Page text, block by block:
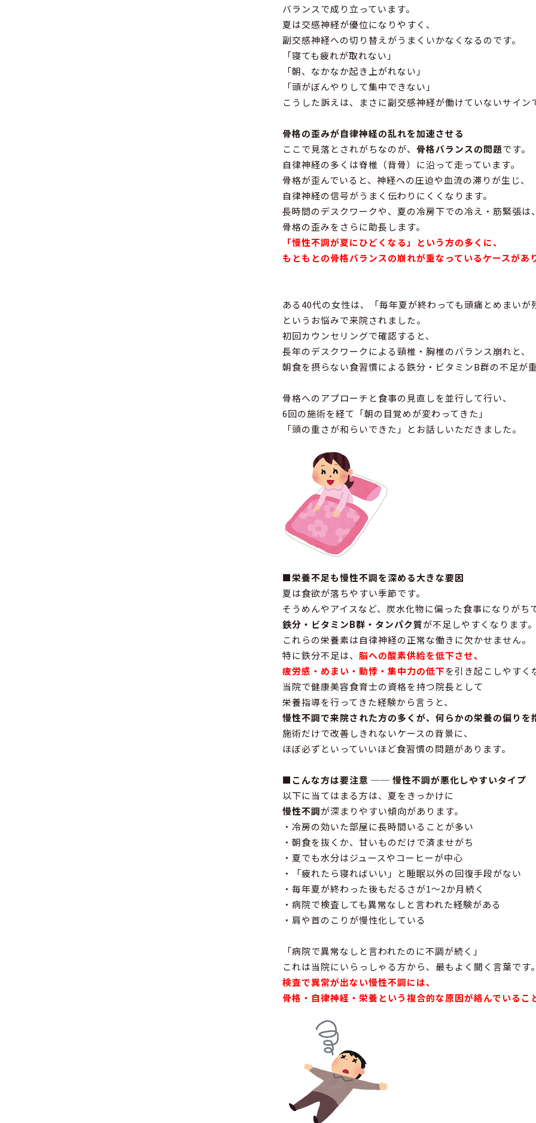
バランスで成り立っています。
夏は交感神経が優位になりやすく、
副交感神経への切り替えがうまくいかなくなるのです。
「寝ても疲れが取れない」
「朝、なかなか起き上がれない」
「頭がぼんやりして集中できない」
こうした訴えは、まさに副交感神経が働けていないサイン
骨格の歪みが自律神経の乱れを加速させる
ここで見落とされがちなのが、 骨格バランスの問題です。
自律神経の多くは脊椎（背骨）に沿って走っています。
骨格が歪んでいると、神経への圧迫や血流の滞りが生じ、
自律神経の信号がうまく伝わりにくくなります。
長時間のデスクワークや、夏の冷房下での冷え・筋緊張は
骨格の歪みをさらに助長します。
「慢性不調が夏にひどくなる」という方の多くに、
もともとの骨格バランスの崩れが重なっているケースがあ
ある40代の女性は、「毎年夏が終わっても頭痛とめまいが
というお悩みで来院されました。
初回カウンセリングで確認すると、
長年のデスクワークによる頸椎・胸椎のバランス崩れと、
朝食を摂らない食習慣による鉄分・ビタミンB群の不足が
骨格へのアプローチと食事の見直しを並行して行い、
6回の施術を経て「朝の目覚めが変わってきた」
「頭の重さが和らいできた」とお話しいただきました。
■栄養不足も慢性不調を深める大きな要因
夏は食欲が落ちやすい季節です。
そうめんやアイスなど、炭水化物に偏った食事になりがち
鉄分・ビタミンB群・タンパク質が不足しやすくなります
これらの栄養素は自律神経の正常な働きに欠かせません。
特に鉄分不足は、 脳への酸素供給を低下させ、
疲労感・めまい・動悸・集中力の低下を引き起こしやすく
当院で健康美容食育士の資格を持つ院長として
栄養指導を行ってきた経験から言うと、
慢性不調で来院された方の多くが、何らかの栄養の偏りを
施術だけで改善しきれないケースの背景に、
ほぼ必ずといっていいほど食習慣の問題があります。
■こんな方は要注意 ── 慢性不調が悪化しやすいタイプ
以下に当てはまる方は、夏をきっかけに
慢性不調が深まりやすい傾向があります。
・冷房の効いた部屋に長時間いることが多い
・朝食を抜くか、甘いものだけで済ませがち
・夏でも水分はジュースやコーヒーが中心
・「疲れたら寝ればいい」と睡眠以外の回復手段がない
・毎年夏が終わった後もだるさが1〜2か月続く
・病院で検査しても異常なしと言われた経験がある
・肩や首のこりが慢性化している
「病院で異常なしと言われたのに不調が続く」
これは当院にいらっしゃる方から、最もよく聞く言葉です
検査で異常が出ない慢性不調には、
骨格・自律神経・栄養という複合的な原因が絡んでいるこ